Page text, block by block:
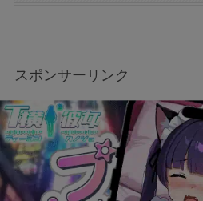
スポンサーリンク